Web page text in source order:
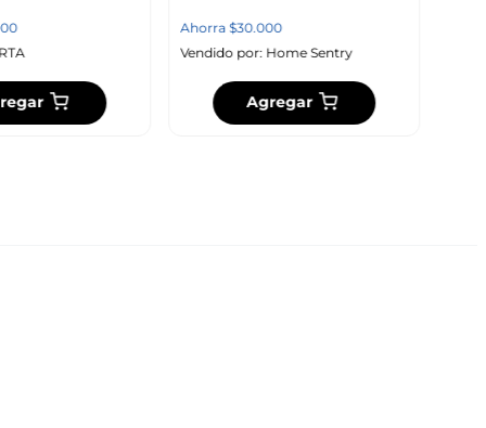
RTA
Ahorra$30.000
Vendido por: Home Sentry
Agregar